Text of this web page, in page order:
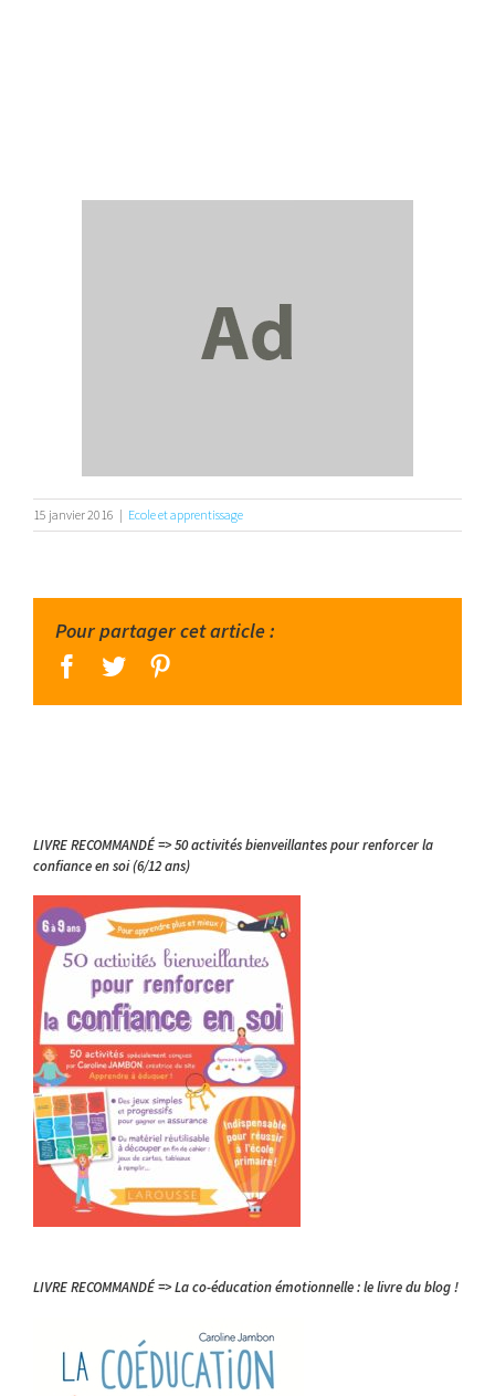
15 janvier 2016 | Ecole et apprentissage
Pour partager cet article :
facebook
twitter
LIVRE RECOMMANDÉ => 50 activités bienveillantes pour renforcer la
confiance en soi (6/12 ans)
LIVRE RECOMMANDÉ => La co-éducation émotionnelle : le livre du blog !